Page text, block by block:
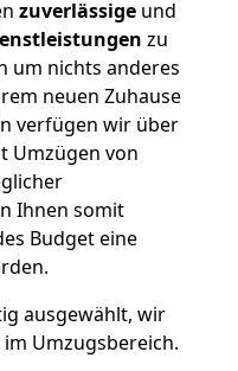
zuverlässige und
zu
um nichts anderes
neuen Zuhause
verfügen wir über
Umzügen von
Ihnen somit
Budget eine
ausgewählt, wir
Umzugsbereich.